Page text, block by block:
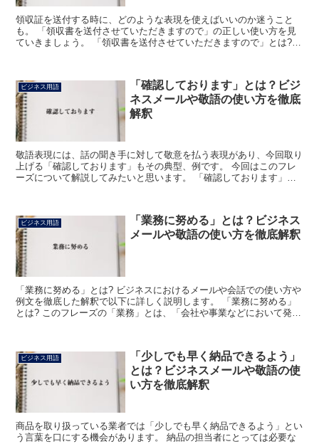
領収証を送付する時に、どのような表現を使えばいいのか迷うこと
も。 「領収書を送付させていただきますので」の正しい使い方を見
ていきましょう。 「領収書を送付させていただきますので」とは?
ビジネス用語
「確認しております」とは？ビジ
ネスメールや敬語の使い方を徹底
解釈
敬語表現には、話の聞き手に対して敬意を払う表現があり、今回取り
上げる「確認しております」もその典型、例です。 今回はこのフレ
ーズについて解説してみたいと思います。 「確認しております」と
ビジネス用語
「業務に努める」とは？ビジネス
メールや敬語の使い方を徹底解釈
「業務に努める」とは? ビジネスにおけるメールや会話での使い方や
例文を徹底した解釈で以下に詳しく説明します。 「業務に努める」
とは? このフレーズの「業務」とは、「会社や事業などにおいて発生
ビジネス用語
「少しでも早く納品できるよう」
とは？ビジネスメールや敬語の使
い方を徹底解釈
商品を取り扱っている業者では「少しでも早く納品できるよう」とい
う言葉を口にする機会があります。 納品の担当者にとっては必要な